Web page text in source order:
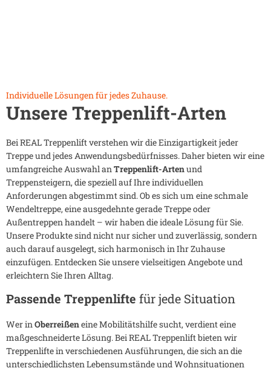
Individuelle Lösungen für jedes Zuhause.
Unsere Treppenlift-Arten
Bei REAL Treppenlift verstehen wir die Einzigartigkeit jeder
Treppe und jedes Anwendungsbedürfnisses. Daher bieten wir eine
umfangreiche Auswahl anTreppenlift-Artenund
Treppensteigern, die speziell auf Ihre individuellen
Anforderungen abgestimmt sind. Ob es sich um eine schmale
Wendeltreppe, eine ausgedehnte gerade Treppe oder
Außentreppen handelt – wir haben die ideale Lösung für Sie.
Unsere Produkte sind nicht nur sicher und zuverlässig, sondern
auch darauf ausgelegt, sich harmonisch in Ihr Zuhause
einzufügen. Entdecken Sie unsere vielseitigen Angebote und
erleichtern Sie Ihren Alltag.
Passende Treppenlifte für jede Situation
Wer inOberreißeneine Mobilitätshilfe sucht, verdient eine
maßgeschneiderte Lösung. Bei REAL Treppenlift bieten wir
Treppenlifte in verschiedenen Ausführungen, die sich an die
unterschiedlichsten Lebensumstände und Wohnsituationen